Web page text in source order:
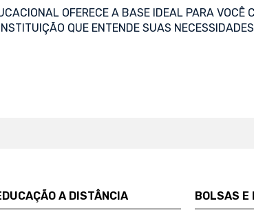
OFERECE A BASE IDEAL PARA VOCÊ
QUE ENTENDE SUAS
A DISTÂNCIA BOLSAS E